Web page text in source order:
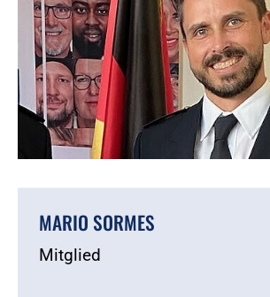
MARIO SORMES
Mitglied